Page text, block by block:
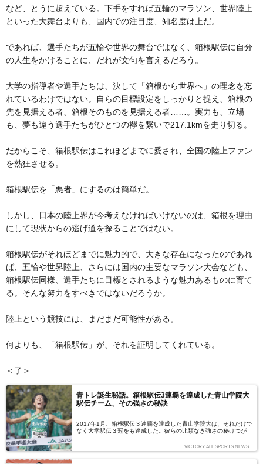
など、とうに超えている。下手をすれば五輪のマラソン、世界陸上
といった大舞台よりも、国内での注目度、知名度は上だ。
であれば、選手たちが五輪や世界の舞台ではなく、箱根駅伝に自分
の人生をかけることに、だれが文句を言えるだろう。
大学の指導者や選手たちは、決して「箱根から世界へ」の理念を忘
れているわけではない。自らの目標設定をしっかりと捉え、箱根の
先を見据える者、箱根そのものを見据える者……。実力も、立場
も、夢も違う選手たちがひとつの襷を繋いで217.1kmを走り切る。
だからこそ、箱根駅伝はこれほどまでに愛され、全国の陸上ファン
を熱狂させる。
箱根駅伝を「悪者」にするのは簡単だ。
しかし、日本の陸上界が今考えなければいけないのは、箱根を理由
にして現状からの逃げ道を探ることではない。
箱根駅伝がそれほどまでに魅力的で、大きな存在になったのであれ
ば、五輪や世界陸上、さらには国内の主要なマラソン大会なども、
箱根駅伝同様、選手たちに目標とされるような魅力あるものに育て
る。そんな努力をすべきではないだろうか。
陸上という競技には、まだまだ可能性がある。
何よりも、「箱根駅伝」が、それを証明してくれている。
＜了＞
青トレ誕生秘話。箱根駅伝3連覇を達成した青山学院大
駅伝チーム、その強さの秘訣
2017年1月、箱根駅伝３連覇を達成した青山学院大は、それだけで
なく大学駅伝３冠をも達成した。彼らの比類なき強さの秘けつが
ているトレーニング方法として、にわかに注目を集める『青ト
レ』。無敵の強さを生み出した立役者たちが集い、その発祥秘話を
VICTORY ALL SPORTS NEWS